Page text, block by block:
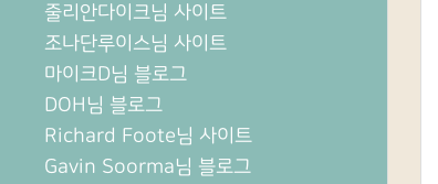
줄리안다이크님 사이트
조나단루이스님 사이트
마이크D님 블로그
DOH님 블로그
Richard Foote님 사이트
Gavin Soorma님 블로그